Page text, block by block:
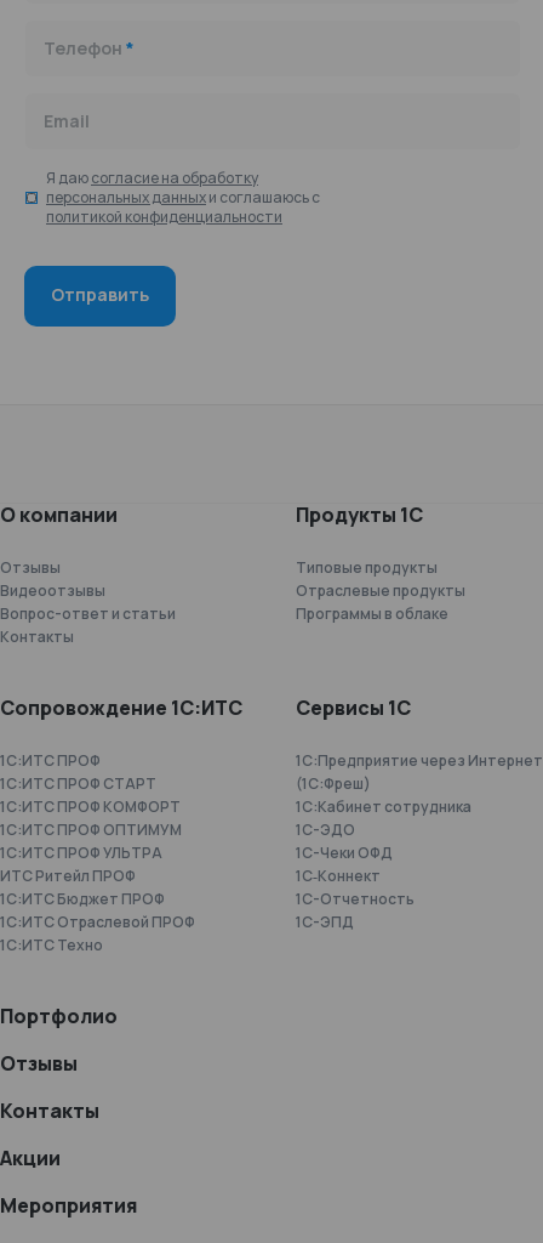
Телефон *
Email
Я даюсогласие на обработку
персональных данныхи соглашаюсь с
политикой конфиденциальности
О компании
Отзывы
Видеоотзывы
Вопрос-ответ и статьи
Контакты
Продукты 1С
Типовые продукты
Отраслевые продукты
Программы в облаке
Сопровождение 1С:ИТС
1С:ИТС ПРОФ
1С:ИТС ПРОФ СТАРТ
1С:ИТС ПРОФ КОМФОРТ
1С:ИТС ПРОФ ОПТИМУМ
1С:ИТС ПРОФ УЛЬТРА
ИТС Ритейл ПРОФ
1С:ИТС Бюджет ПРОФ
1С:ИТС Отраслевой ПРОФ
1С:ИТС Техно
Сервисы 1С
1С:Предприятие через Интернет
(1С:Фреш)
1С:Кабинет сотрудника
1С-ЭДО
1С-Чеки ОФД
1С‑Коннект
1C-Отчетность
1С-ЭПД
Портфолио
Отзывы
Контакты
Акции
Мероприятия